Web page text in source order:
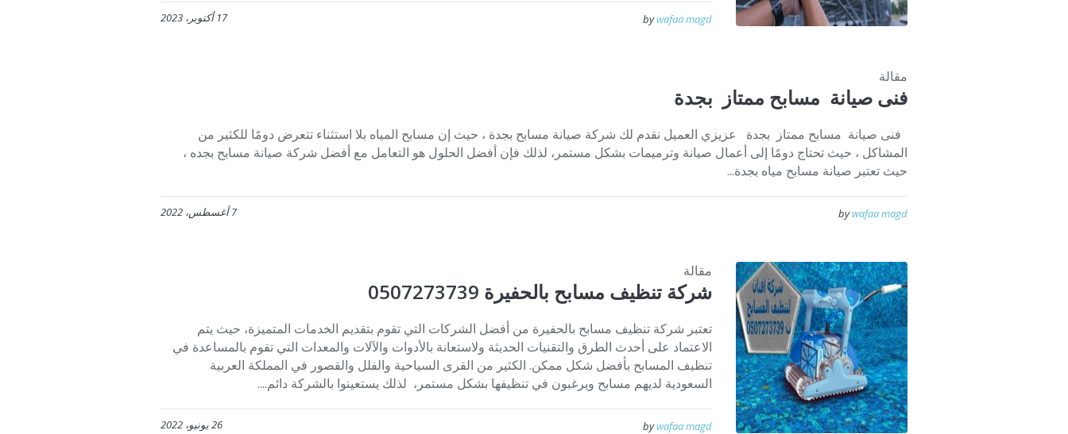
17 أكتوبر، 2023 bywafaa magd
مقالة
فنى صيانة مسابح ممتاز بجدة
فنى صيانة مسابح ممتاز بجدة عزيزي العميل نقدم لك شركة صيانة مسابح بجدة ، حيث إن مسابح المياه بلا استثناء تتعرض دومًا للكثير من
المشاكل ، حيث تحتاج دومًا إلى أعمال صيانة وترميمات بشكل مستمر، لذلك فإن أفضل الحلول هو التعامل مع أفضل شركة صيانة مسابح بجده ،
حيث تعتبر صيانة مسابح مياه بجدة...
7 أغسطس، 2022 bywafaa magd
مقالة
شركة تنظيف مسابح بالحفيرة 0507273739
تعتبر شركة تنظيف مسابح بالحفيرة من أفضل الشركات التي تقوم بتقديم الخدمات المتميزة، حيث يتم
الاعتماد على أحدث الطرق والتقنيات الحديثة ولاستعانة بالأدوات والآلات والمعدات التي تقوم بالمساعدة في
تنظيف المسابح بأفضل شكل ممكن. الكثير من القرى السياحية والفلل والقصور في المملكة العربية
السعودية لديهم مسابح ويرغبون في تنظيفها بشكل مستمر، لذلك يستعينوا بالشركة دائم....
26 يونيو، 2022 bywafaa magd